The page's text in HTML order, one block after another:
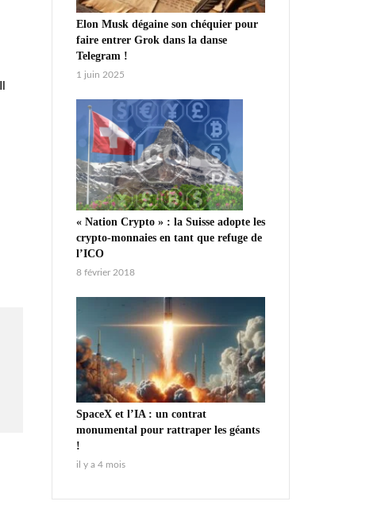
Elon Musk dégaine son chéquier pour
faire entrer Grok dans la danse
Telegram !
1 juin 2025
« Nation Crypto » : la Suisse adopte les
crypto-monnaies en tant que refuge de
l’ICO
8 février 2018
SpaceX et l’IA : un contrat
monumental pour rattraper les géants
!
il y a 4 mois